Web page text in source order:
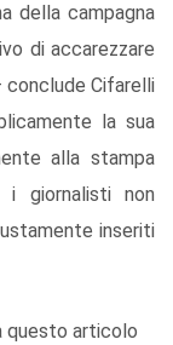
della campagna
di accarezzare
conclude Cifarelli
la sua
alla stampa
i giornalisti non
inseriti
questo articolo